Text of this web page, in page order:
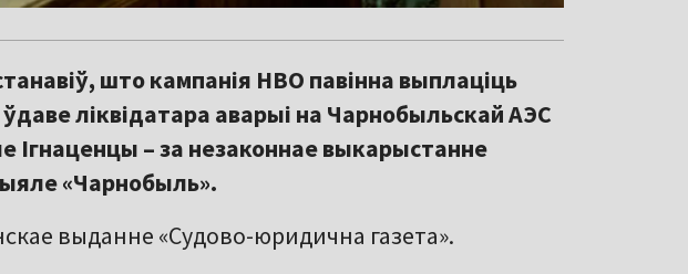
што кампанія HBO павінна выплаціць
ліквідатара аварыі на Чарнобыльскай АЭС
Ігнаценцы – за незаконнае выкарыстанне
«Чарнобыль».
выданне «Судово-юридична газета».